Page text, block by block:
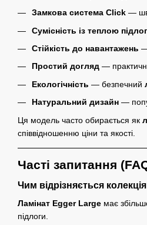
Замкова система Click —
Сумісність із теплою
Стійкість до навантажень
Простий догляд —
Екологічність — безпечний
Натуральний дизайн —
Ця модель часто обирається як
співвідношенню ціни та якості.
Часті запитання
Чим відрізняється
Ламінат Egger Large має
підлоги.